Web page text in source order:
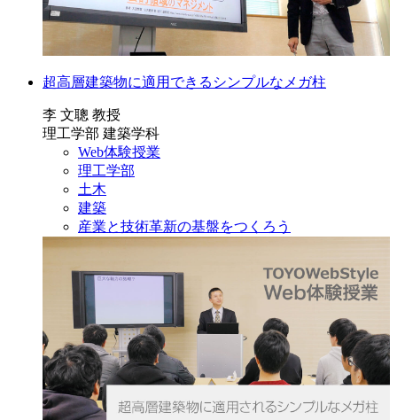
超高層建築物に適用できるシンプルなメガ柱
李 文聰 教授
理工学部 建築学科
Web体験授業
理工学部
土木
建築
産業と技術革新の基盤をつくろう